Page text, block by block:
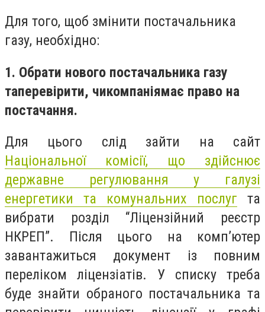
Для того, щоб змінити постачальника
газу, необхідно:
1. Обрати нового постачальника газу
таперевірити, чикомпаніямає право на
постачання.
Для цього слід зайти на сайт
Національної комісії, що здійснює
державне регулювання у галузі
енергетики та комунальних послуг та
вибрати розділ “Ліцензійний реєстр
НКРЕП”. Після цього на комп’ютер
завантажиться документ із повним
переліком ліцензіатів. У списку треба
буде знайти обраного постачальника та